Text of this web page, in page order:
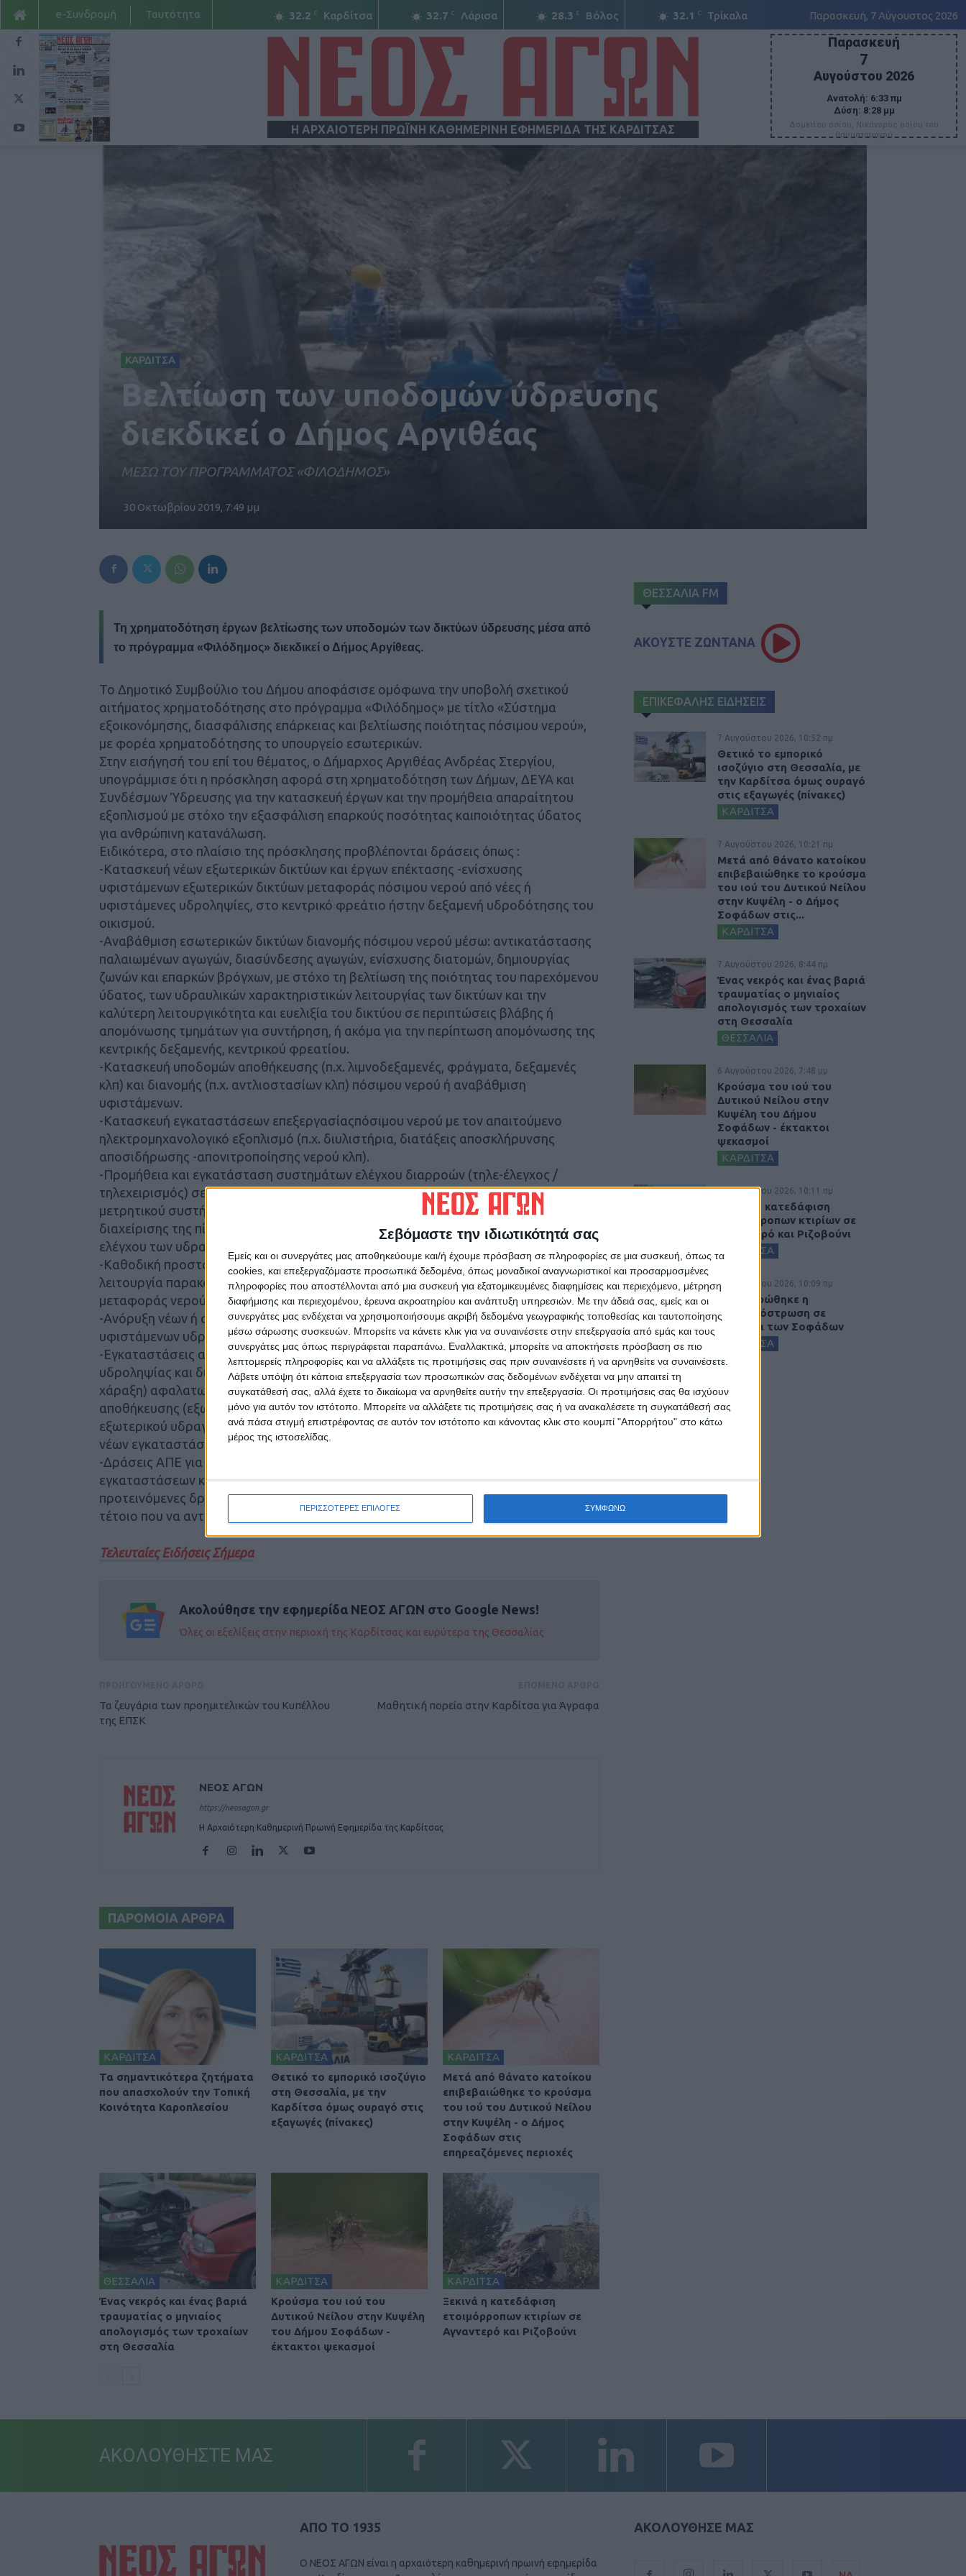
Σεβόμαστε την ιδιωτικότητά σας
Εμείς και οι συνεργάτες μας αποθηκεύουμε και/ή έχουμε πρόσβαση σε πληροφορίες σε μια συσκευή, όπως τα
cookies, και επεξεργαζόμαστε προσωπικά δεδομένα, όπως μοναδικοί αναγνωριστικοί και προσαρμοσμένες
πληροφορίες που αποστέλλονται από μια συσκευή για εξατομικευμένες διαφημίσεις και περιεχόμενο, μέτρηση
διαφήμισης και περιεχομένου, έρευνα ακροατηρίου και ανάπτυξη υπηρεσιών. Με την άδειά σας, εμείς και οι
συνεργάτες μας ενδέχεται να χρησιμοποιήσουμε ακριβή δεδομένα γεωγραφικής τοποθεσίας και ταυτοποίησης
μέσω σάρωσης συσκευών. Μπορείτε να κάνετε κλικ για να συναινέσετε στην επεξεργασία από εμάς και τους
συνεργάτες μας όπως περιγράφεται παραπάνω. Εναλλακτικά, μπορείτε να αποκτήσετε πρόσβαση σε πιο
λεπτομερείς πληροφορίες και να αλλάξετε τις προτιμήσεις σας πριν συναινέσετε ή να αρνηθείτε να συναινέσετε.
Λάβετε υπόψη ότι κάποια επεξεργασία των προσωπικών σας δεδομένων ενδέχεται να μην απαιτεί τη
συγκατάθεσή σας, αλλά έχετε το δικαίωμα να αρνηθείτε αυτήν την επεξεργασία. Οι προτιμήσεις σας θα ισχύουν
μόνο για αυτόν τον ιστότοπο. Μπορείτε να αλλάξετε τις προτιμήσεις σας ή να ανακαλέσετε τη συγκατάθεσή σας
ανά πάσα στιγμή επιστρέφοντας σε αυτόν τον ιστότοπο και κάνοντας κλικ στο κουμπί "Απορρήτου" στο κάτω
μέρος της ιστοσελίδας.
ΠΕΡΙΣΣΟΤΕΡΕΣ ΕΠΙΛΟΓΕΣ ΣΥΜΦΩΝΩ
32.2 C Καρδίτσα 32.7 C Λάρισα 28.3 C Βόλος 32.1 C Τρίκαλα Παρασκευή, 7 Αύγουστος 2026
e-Συνδρομή Ταυτότητα
Η ΑΡΧΑΙΟΤΕΡΗ ΠΡΩΪΝΗ ΚΑΘΗΜΕΡΙΝΗ ΕΦΗΜΕΡΙΔΑ ΤΗΣ ΚΑΡΔΙΤΣΑΣ
ΑΓΩΝ
Παρασκευή
7
Αυγούστου 2026
Ανατολή: 6:33 πμ
Δύση: 8:28 μμ
Δομετίου οσίου, Νικάνορος οσίου του
θαυματουργού
ΚΑΡΔΙΤΣΑ
Βελτίωση των υποδομών ύδρευσης
διεκδικεί ο Δήμος Αργιθέας
ΜΕΣΩ ΤΟΥ ΠΡΟΓΡΑΜΜΑΤΟΣ «ΦΙΛΟΔΗΜΟΣ»
30 Οκτωβρίου 2019, 7:49 μμ
Τη χρηματοδότηση έργων βελτίωσης των υποδομών των δικτύων ύδρευσης μέσα από
το πρόγραμμα «Φιλόδημος» διεκδικεί ο Δήμος Αργίθεας.
Το Δημοτικό Συμβούλιο του Δήμου αποφάσισε ομόφωνα την υποβολή σχετικού
αιτήματος χρηματοδότησης στο πρόγραμμα «Φιλόδημος» με τίτλο «Σύστημα
εξοικονόμησης, διασφάλισης επάρκειας και βελτίωσης ποιότητας πόσιμου νερού»,
με φορέα χρηματοδότησης το υπουργείο εσωτερικών.
Στην εισήγησή του επί του θέματος, ο Δήμαρχος Αργιθέας Ανδρέας Στεργίου,
υπογράμμισε ότι η πρόσκληση αφορά στη χρηματοδότηση των Δήμων, ΔΕΥΑ και
Συνδέσμων Ύδρευσης για την κατασκευή έργων και την προμήθεια απαραίτητου
εξοπλισμού με στόχο την εξασφάλιση επαρκούς ποσότητας καιποιότητας ύδατος
για ανθρώπινη κατανάλωση.
Ειδικότερα, στο πλαίσιο της πρόσκλησης προβλέπονται δράσεις όπως :
-Κατασκευή νέων εξωτερικών δικτύων και έργων επέκτασης -ενίσχυσης
υφιστάμενων εξωτερικών δικτύων μεταφοράς πόσιμου νερού από νέες ή
υφιστάμενες υδροληψίες, στο κεντρικό φρεάτιο ήστην δεξαμενή υδροδότησης του
οικισμού.
-Αναβάθμιση εσωτερικών δικτύων διανομής πόσιμου νερού μέσω: αντικατάστασης
παλαιωμένων αγωγών, διασύνδεσης αγωγών, ενίσχυσης διατομών, δημιουργίας
ζωνών και επαρκών βρόγχων, με στόχο τη βελτίωση της ποιότητας του παρεχόμενου
ύδατος, των υδραυλικών χαρακτηριστικών λειτουργίας των δικτύων και την
καλύτερη λειτουργικότητα και ευελιξία του δικτύου σε περιπτώσεις βλάβης ή
απομόνωσης τμημάτων για συντήρηση, ή ακόμα για την περίπτωση απομόνωσης της
κεντρικής δεξαμενής, κεντρικού φρεατίου.
-Κατασκευή υποδομών αποθήκευσης (π.χ. λιμνοδεξαμενές, φράγματα, δεξαμενές
κλπ) και διανομής (π.χ. αντλιοστασίων κλπ) πόσιμου νερού ή αναβάθμιση
υφιστάμενων.
-Κατασκευή εγκαταστάσεων επεξεργασίαςπόσιμου νερού με τον απαιτούμενο
ηλεκτρομηχανολογικό εξοπλισμό (π.χ. διυλιστήρια, διατάξεις αποσκλήρυνσης
αποσιδήρωσης -απονιτροποίησης νερού κλπ).
-Προμήθεια και εγκατάσταση συστημάτων ελέγχου διαρροών (τηλε-έλεγχος /
τηλεχειρισμός) σευφιστάμενα δίκτυα μεταφοράς και διανομής νερού (π.χ. κεντρικού
μετρητικού συστήματος τροφοδοσίας του δικτύου ύδρευσης, συστήματος
διαχείρισης της πίεσης του δικτύου ύδρευσης, παρακολούθησης και αυτομάτου
ελέγχου των υδραυλικών λειτουργικών παραμέτρων κλπ).
-Καθοδική προστασία εξωτερικών αγωγών μεταφοράς νερού, αυτοματοποιημένη
λειτουργία παρακολούθησης και μέτρησης θολότητας σε εξωτερικούς αγωγούς
μεταφοράς νερού από σημείο υδροληψίας σε εγκαταστάσεις διυλιστηρίου νερού.
-Ανόρυξη νέων ή αναβάθμιση (π.χ. αποσκλήρυνση, αποσιδήρωση, απονιτροποίηση)
υφιστάμενων υδρευτικών γεωτρήσεων.
-Εγκαταστάσεις αφαλάτωσης θαλασσινού/υφάλμυρου νερού με τα αναγκαία έργα
υδροληψίας και διάθεσης των παραπροϊόντων, τυχόν νέο δίκτυο μεταφοράς (νέα
χάραξη) αφαλατωμένου νερού με τα απαραίτητα αντλιοστάσια και δεξαμενές
αποθήκευσης (εξωτερικό υδραγωγείο) ή αύξηση παροχετευτικότητας υφιστάμενου
εξωτερικού υδραγωγείου που αποδεδειγμένα δεν επαρκεί μετάτην κατασκευή των
νέων εγκαταστάσεων αφαλάτωσης.
-Δράσεις ΑΠΕ για την ενεργειακή αυτονομία του εξοπλισμού των ως άνω
εγκαταστάσεων και υποδομών εγκατάστασης. Στην περίπτωση αυτή οι
προτεινόμενες δράσεις ΑΠΕ θα πρέπει αποδεδειγμένα να έχουν ως όριο ισχύος
τέτοιο που να αντιστοιχεί στη μέση κατανάλωση των εγκαταστάσεων
Τελευταίες Ειδήσεις Σήμερα
Ακολούθησε την εφημερίδα ΝΕΟΣ ΑΓΩΝ στο Google News!
Όλες οι εξελίξεις στην περιοχή της Καρδίτσας και ευρύτερα της Θεσσαλίας
Τα ζευγάρια των προημιτελικών του Κυπέλλου
της ΕΠΣΚ
Μαθητική πορεία στην Καρδίτσα για Άγραφα
ΝΕΟΣ ΑΓΩΝ
https://neosagon.gr
Η Αρχαιότερη Καθημερινή Πρωινή Εφημερίδα της Καρδίτσας
ΠΑΡΟΜΟΙΑ ΑΡΘΡΑ
ΚΑΡΔΙΤΣΑ
Τα σημαντικότερα ζητήματα
που απασχολούν την Τοπική
Κοινότητα Καροπλεσίου
ΚΑΡΔΙΤΣΑ
Θετικό το εμπορικό ισοζύγιο
στη Θεσσαλία, με την
Καρδίτσα όμως ουραγό στις
εξαγωγές (πίνακες)
ΚΑΡΔΙΤΣΑ
Μετά από θάνατο κατοίκου
επιβεβαιώθηκε το κρούσμα
του ιού του Δυτικού Νείλου
στην Κυψέλη - ο Δήμος
Σοφάδων στις
επηρεαζόμενες περιοχές
ΘΕΣΣΑΛΙΑ
Ένας νεκρός και ένας βαριά
τραυματίας ο μηνιαίος
απολογισμός των τροχαίων
στη Θεσσαλία
ΚΑΡΔΙΤΣΑ
Κρούσμα του ιού του
Δυτικού Νείλου στην Κυψέλη
του Δήμου Σοφάδων -
έκτακτοι ψεκασμοί
ΚΑΡΔΙΤΣΑ
Ξεκινά η κατεδάφιση
ετοιμόρροπων κτιρίων σε
Αγναντερό και Ριζοβούνι
ΘΕΣΣΑΛΙΑ FM
ΑΚΟΥΣΤΕ ΖΩΝΤΑΝΑ
ΕΠΙΚΕΦΑΛΗΣ ΕΙΔΗΣΕΙΣ
7 Αυγούστου 2026, 10:52 πμ
Θετικό το εμπορικό
ισοζύγιο στη Θεσσαλία, με
την Καρδίτσα όμως ουραγό
στις εξαγωγές (πίνακες)
ΚΑΡΔΙΤΣΑ
7 Αυγούστου 2026, 10:21 πμ
Μετά από θάνατο κατοίκου
επιβεβαιώθηκε το κρούσμα
του ιού του Δυτικού Νείλου
στην Κυψέλη - ο Δήμος
Σοφάδων στις...
ΚΑΡΔΙΤΣΑ
7 Αυγούστου 2026, 8:44 πμ
Ένας νεκρός και ένας βαριά
τραυματίας ο μηνιαίος
απολογισμός των τροχαίων
στη Θεσσαλία
ΘΕΣΣΑΛΙΑ
6 Αυγούστου 2026, 7:48 μμ
Κρούσμα του ιού του
Δυτικού Νείλου στην
Κυψέλη του Δήμου
Σοφάδων - έκτακτοι
ψεκασμοί
ΚΑΡΔΙΤΣΑ
6 Αυγούστου 2026, 10:11 πμ
Ξεκινά η κατεδάφιση
ετοιμόρροπων κτιρίων σε
Αγναντερό και Ριζοβούνι
ΚΑΡΔΙΤΣΑ
6 Αυγούστου 2026, 10:09 πμ
Ολοκληρώθηκε η
ασφαλτόστρωση σε
τμήματα των Σοφάδων
ΚΑΡΔΙΤΣΑ
ΑΚΟΛΟΥΘΗΣΤΕ ΜΑΣ
ΑΠΟ ΤΟ 1935
Ο ΝΕΟΣ ΑΓΩΝ είναι η αρχαιότερη καθημερινή πρωινή εφημερίδα
ΑΚΟΛΟΥΘΗΣΕ ΜΑΣ